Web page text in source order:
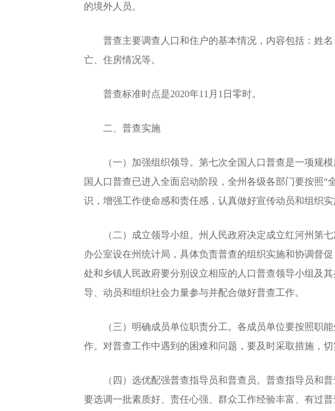
的境外人员。
普查主要调查人口和住户的基本情况，内容包括：姓名
亡、住房情况等。
普查标准时点是2020年11月1日零时。
二、普查实施
（一）加强组织领导。第七次全国人口普查是一项规模
国人口普查已进入全面启动阶段，全州各级各部门要按照
识，增强工作使命感和责任感，认真做好宣传动员和组织实
（二）成立领导小组。州人民政府决定成立红河州第七
办公室设在州统计局，具体负责普查的组织实施和协调督
处和乡镇人民政府要分别设立相应的人口普查领导小组及
导、动员和组织社会力量参与并配合做好普查工作。
（三）明确成员单位职责分工。各成员单位要按照职能
作。对普查工作中遇到的困难和问题，要及时采取措施，切
（四）选优配强普查指导员和普查员。普查指导员和普
要选调一批素质好、责任心强、群众工作经验丰富、有过